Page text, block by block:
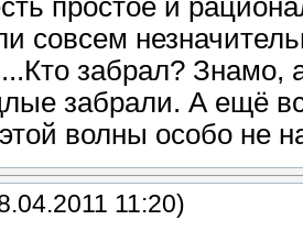
простое и
совсем
забрал?
забрали. А ещё
волны особо не
11:20)